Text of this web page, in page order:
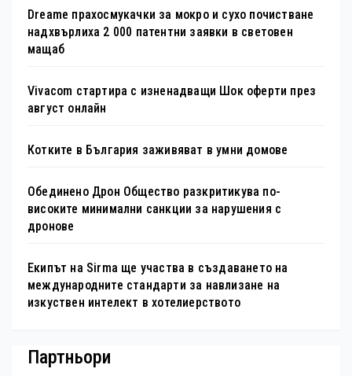
Dreame прахосмукачки за мокро и сухо почистване
надхвърлиха 2 000 патентни заявки в световен
мащаб
Vivacom стартира с изненадващи Шок оферти през
август онлайн
Котките в България заживяват в умни домове
Обединено Дрон Общество разкритикува по-
високите минимални санкции за нарушения с
дронове
Екипът на Sirma ще участва в създаването на
международните стандарти за навлизане на
изкуствен интелект в хотелиерството
Партньори